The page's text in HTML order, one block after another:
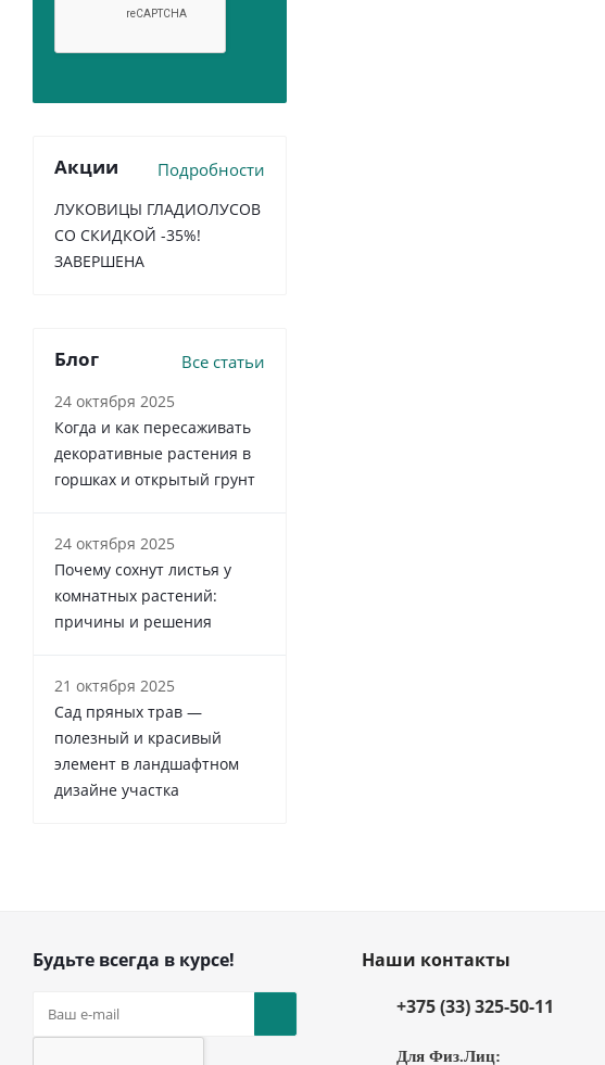
Акции Подробности
ЛУКОВИЦЫ ГЛАДИОЛУСОВ
СО СКИДКОЙ -35%!
ЗАВЕРШЕНА
Блог Все статьи
24 октября 2025
Когда и как пересаживать
декоративные растения в
горшках и открытый грунт
24 октября 2025
Почему сохнут листья у
комнатных растений:
причины и решения
21 октября 2025
Сад пряных трав —
полезный и красивый
элемент в ландшафтном
дизайне участка
Будьте всегда в курсе!
Наши контакты
+375 (33) 325-50-11
Для Физ.Лиц: